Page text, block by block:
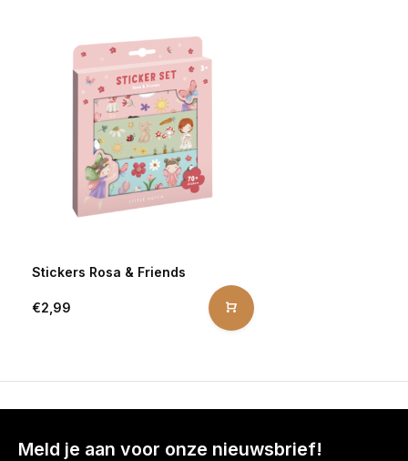
Stickers Rosa & Friends
€2,99
Meld je aan voor onze nieuwsbrief!